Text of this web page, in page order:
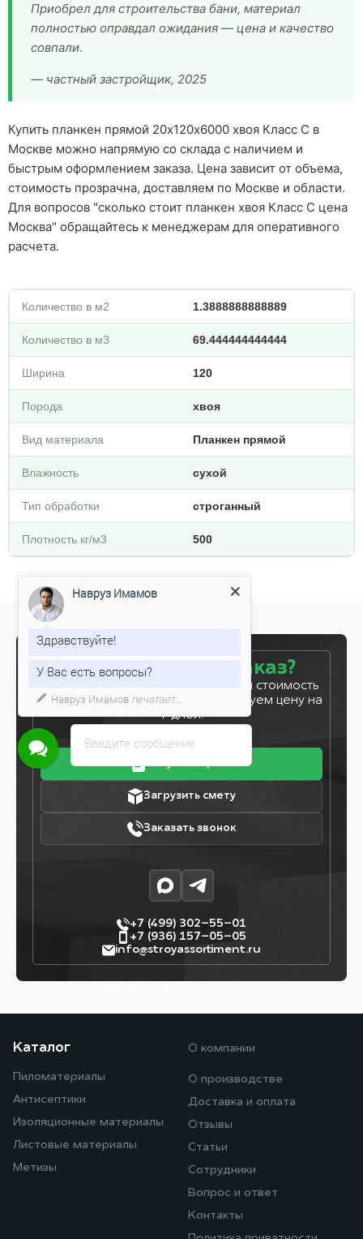
Приобрел для строительства бани, материал
полностью оправдал ожидания — цена и качество
совпали.
— частный застройщик, 2025
Купить планкен прямой 20х120х6000 хвоя Класс С в
Москве можно напрямую со склада с наличием и
быстрым оформлением заказа. Цена зависит от объема,
стоимость прозрачна, доставляем по Москве и области.
Для вопросов "сколько стоит планкен хвоя Класс С цена
Москва" обращайтесь к менеджерам для оперативного
расчета.
Количество в м2 1.3888888888889
Количество в м3 69.444444444444
Ширина 120
Порода хвоя
Вид материала Планкен прямой
Влажность сухой
Тип обработки строганный
Плотность кг/м3 500
Готовы сделать заказ?
Оставьте заявку, и мы рассчитаем стоимость
вашего заказа за 5 минут. Фиксируем цену на
7 дней!
Получить прайс
Загрузить смету
Заказать звонок
+7 (499) 302–55–01
+7 (936) 157–05–05
info@stroyassortiment.ru
Каталог
Пиломатериалы
Антисептики
Изоляционные материалы
Листовые материалы
Метизы
О компании
О производстве
Доставка и оплата
Отзывы
Статьи
Сотрудники
Вопрос и ответ
Контакты
Введите сообщение
Навруз Имамов
Здравствуйте!
У Вас есть вопросы?
Навруз Имамов печатает...